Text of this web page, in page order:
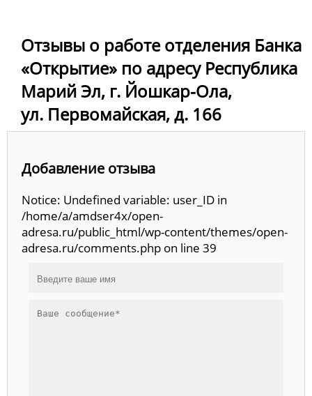
Отзывы о работе отделения Банка
«Открытие» по адресу Республика
Марий Эл, г. Йошкар-Ола,
ул. Первомайская, д. 166
Добавление отзыва
Notice: Undefined variable: user_ID in
/home/a/amdser4x/open-
adresa.ru/public_html/wp-content/themes/open-
adresa.ru/comments.php on line 39